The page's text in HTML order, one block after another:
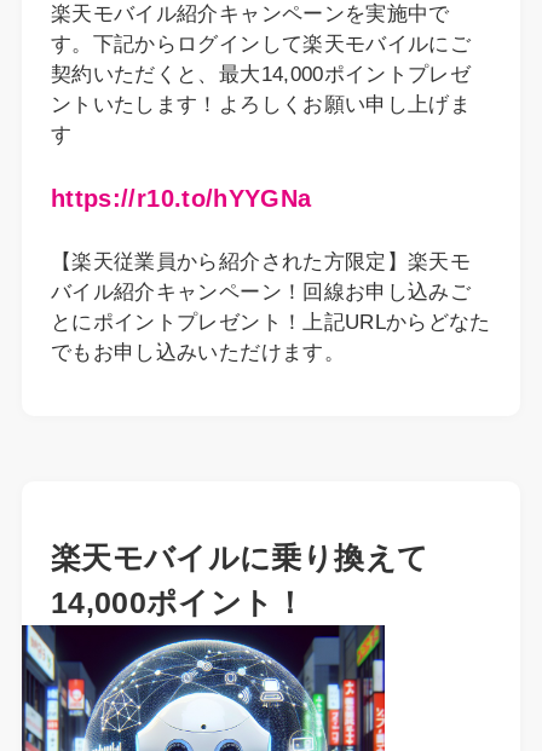
楽天モバイル紹介キャンペーンを実施中で
す。下記からログインして楽天モバイルにご
契約いただくと、最大14,000ポイントプレゼ
ントいたします！よろしくお願い申し上げま
す
https://r10.to/hYYGNa
【楽天従業員から紹介された方限定】楽天モ
バイル紹介キャンペーン！回線お申し込みご
とにポイントプレゼント！上記URLからどなた
でもお申し込みいただけます。
楽天モバイルに乗り換えて
14,000ポイント！